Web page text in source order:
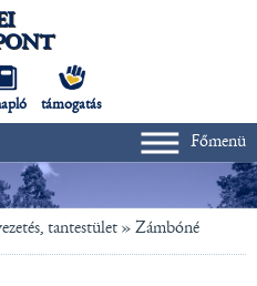
támogatás
Főmenü
tantestület » Zámbóné